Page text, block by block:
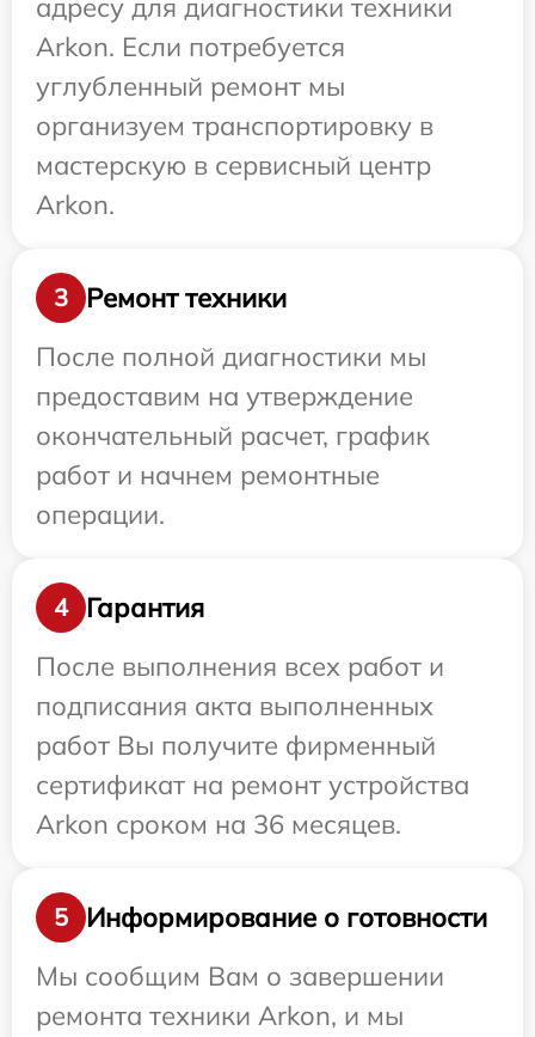
адресу для диагностики техники
Arkon. Если потребуется
углубленный ремонт мы
организуем транспортировку в
мастерскую в сервисный центр
Arkon.
3
Ремонт техники
После полной диагностики мы
предоставим на утверждение
окончательный расчет, график
работ и начнем ремонтные
операции.
4
Гарантия
После выполнения всех работ и
подписания акта выполненных
работ Вы получите фирменный
сертификат на ремонт устройства
Arkon сроком на 36 месяцев.
5
Информирование о готовности
Мы сообщим Вам о завершении
ремонта техники Arkon, и мы